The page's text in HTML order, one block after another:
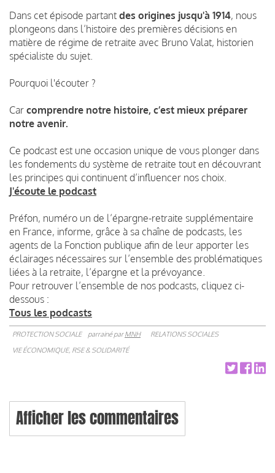
Dans cet épisode partant des origines jusqu'à 1914, nous
plongeons dans l’histoire des premières décisions en
matière de régime de retraite avec Bruno Valat, historien
spécialiste du sujet.
Pourquoi l'écouter ?
Car comprendre notre histoire, c’est mieux préparer
notre avenir.
Ce podcast est une occasion unique de vous plonger dans
les fondements du système de retraite tout en découvrant
les principes qui continuent d’influencer nos choix.
J'écoute le podcast
Préfon, numéro un de l’épargne-retraite supplémentaire
en France, informe, grâce à sa chaîne de podcasts, les
agents de la Fonction publique afin de leur apporter les
éclairages nécessaires sur l’ensemble des problématiques
liées à la retraite, l’épargne et la prévoyance.
Pour retrouver l’ensemble de nos podcasts, cliquez ci-
dessous :
Tous les podcasts
PROTECTION SOCIALE parrainé parMNH
RELATIONS SOCIALES
VIE ÉCONOMIQUE, RSE & SOLIDARITÉ
Afficher les commentaires